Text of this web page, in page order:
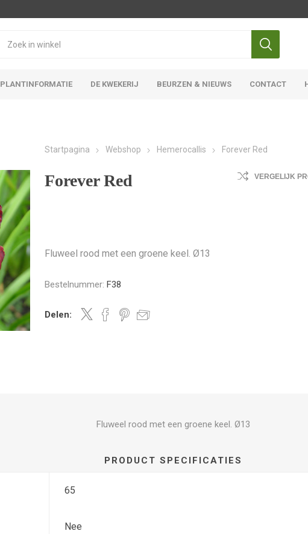
PLANTINFORMATIE DE KWEKERIJ BEURZEN & NIEUWS CONTACT
Startpagina Webshop Hemerocallis Forever Red
Forever Red VERGELIJK
Fluweel rood met een groene keel. Ø13
Bestelnummer: F38
Delen:
Fluweel rood met een groene keel. Ø13
PRODUCT SPECIFICATIES
65
Nee